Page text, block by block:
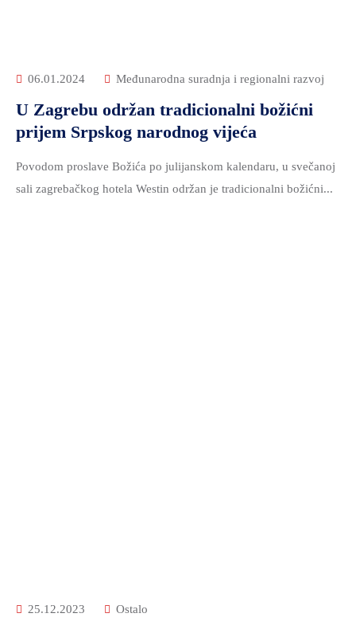
06.01.2024 Međunarodna suradnja i regionalni razvoj
U Zagrebu održan tradicionalni božićni
prijem Srpskog narodnog vijeća
Povodom proslave Božića po julijanskom kalendaru, u svečanoj
sali zagrebačkog hotela Westin održan je tradicionalni božićni...
25.12.2023 Ostalo